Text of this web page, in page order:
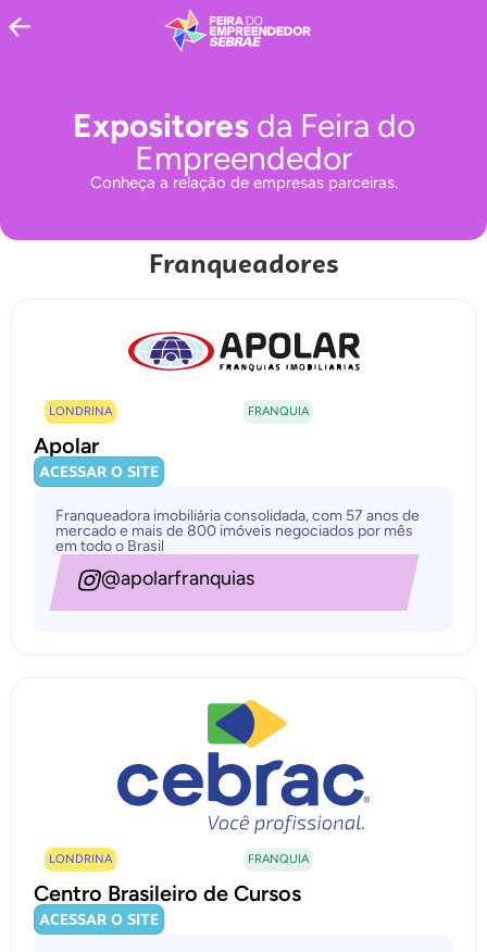
Expositoresda Feira do
Empreendedor
Conheça a relação de empresas parceiras.
Franqueadores
LONDRINA FRANQUIA
Apolar
ACESSAR O SITE
Franqueadora imobiliária consolidada, com 57 anos de
mercado e mais de 800 imóveis negociados por mês
em todo o Brasil
@apolarfranquias
LONDRINA FRANQUIA
Centro Brasileiro de Cursos
ACESSAR O SITE